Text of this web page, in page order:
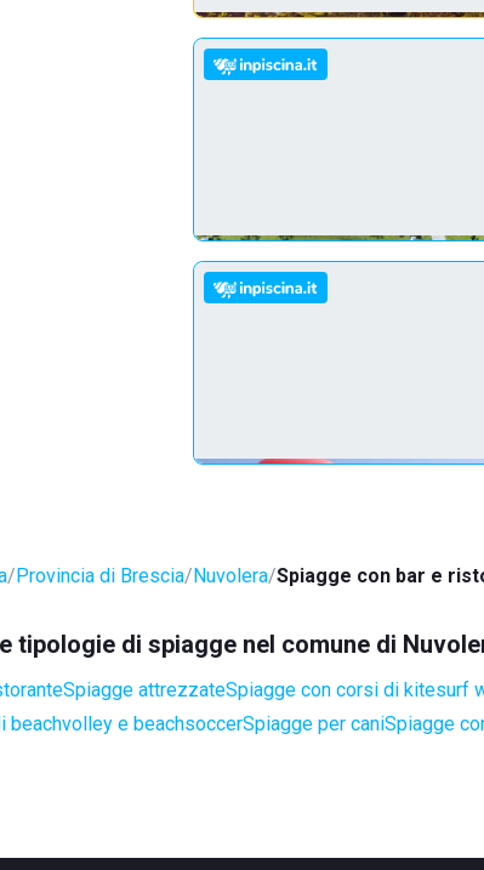
Provincia di Brescia Nuvolera Spiagge con bar e
tipologie di spiagge nel comune di
Spiagge attrezzateSpiagge con corsi di kitesurf
beachvolley e beachsoccerSpiagge per caniSpiagge